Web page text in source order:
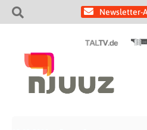
Newsletter-